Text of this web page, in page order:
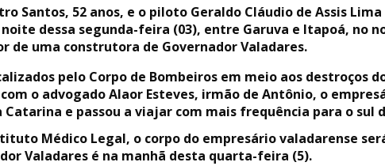
Santos, 52 anos, e o piloto Geraldo Cláudio de Assis
dessa segunda-feira (03), entre Garuva e Itapoá, no
de uma construtora de Governador Valadares.
pelo Corpo de Bombeiros em meio aos destroços
o advogado Alaor Esteves, irmão de Antônio, o
e passou a viajar com mais frequência para o sul
Médico Legal, o corpo do empresário valadarense
Valadares é na manhã desta quarta-feira (5).